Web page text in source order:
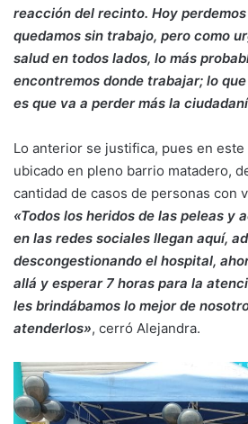
reacción del recinto. Hoy
quedamos sin trabajo, pero como
salud en todos lados, lo más
encontremos donde trabajar; lo
es que va a perder más la
Lo anterior se justifica, pues en
ubicado en pleno barrio matadero,
cantidad de casos de personas con
«Todos los heridos de las peleas y
en las redes sociales llegan aquí,
descongestionando el hospital,
allá y esperar 7 horas para la
les brindábamos lo mejor de
atenderlos», cerró Alejandra.